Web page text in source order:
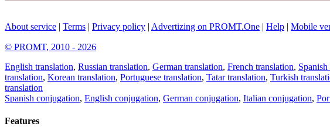
About service | Terms | Privacy policy | Advertizing on PROMT.One | Help | Mobile
© PROMT, 2010 - 2026
English translation, Russian translation, German translation, French translation,
translation, Korean translation, Portuguese translation, Tatar translation, Turkish
translation
Spanish conjugation, English conjugation, German conjugation, Italian conjugation,
Features